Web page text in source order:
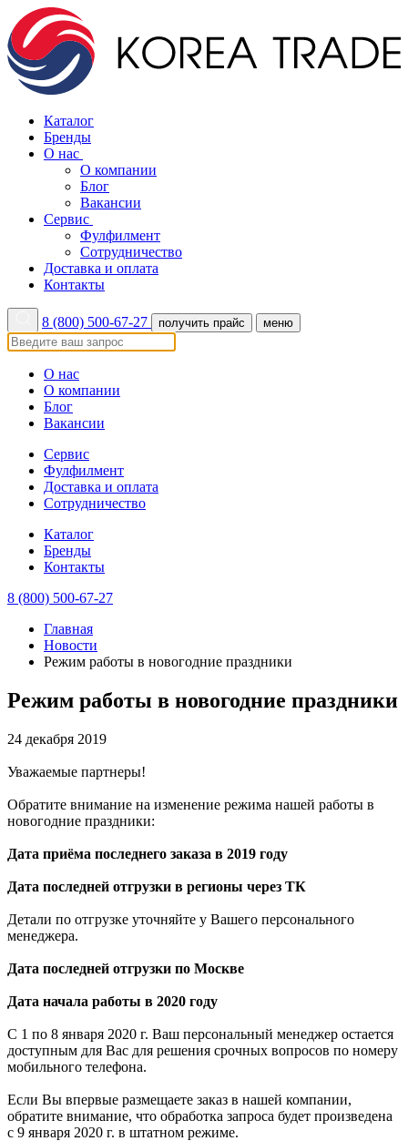
Каталог
Бренды
О нас
О компании
Блог
Вакансии
Сервис
Фулфилмент
Сотрудничество
Доставка и оплата
Контакты
8 (800) 500-67-27 получить прайс меню
О нас
О компании
Блог
Вакансии
Сервис
Фулфилмент
Доставка и оплата
Сотрудничество
Каталог
Бренды
Контакты
8 (800) 500-67-27
Главная
Новости
Режим работы в новогодние праздники
Режим работы в новогодние праздники
24 декабря 2019
Уважаемые партнеры!
Обратите внимание на изменение режима нашей работы в
новогодние праздники:
Дата приёма последнего заказа в 2019 году
Дата последней отгрузки в регионы через ТК
Детали по отгрузке уточняйте у Вашего персонального
менеджера.
Дата последней отгрузки по Москве
Дата начала работы в 2020 году
С 1 по 8 января 2020 г. Ваш персональный менеджер остается
доступным для Вас для решения срочных вопросов по номеру
мобильного телефона.
Если Вы впервые размещаете заказ в нашей компании,
обратите внимание, что обработка запроса будет произведена
с 9 января 2020 г. в штатном режиме.